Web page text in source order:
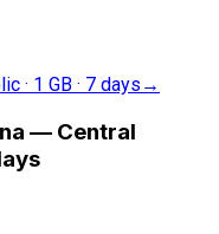
· 1 GB · 7 days →
— Central